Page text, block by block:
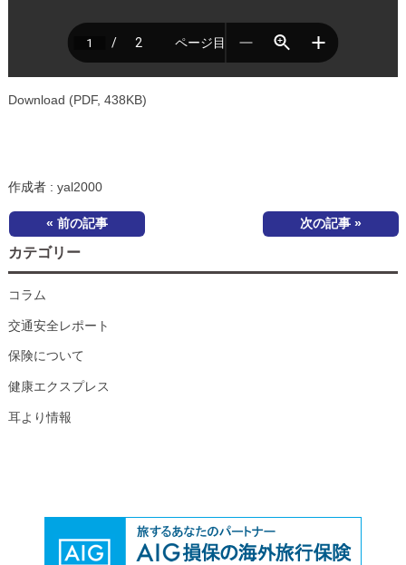
Download (PDF, 438KB)
作成者 : yal2000
« 前の記事 次の記事 »
カテゴリー
コラム
交通安全レポート
保険について
健康エクスプレス
耳より情報